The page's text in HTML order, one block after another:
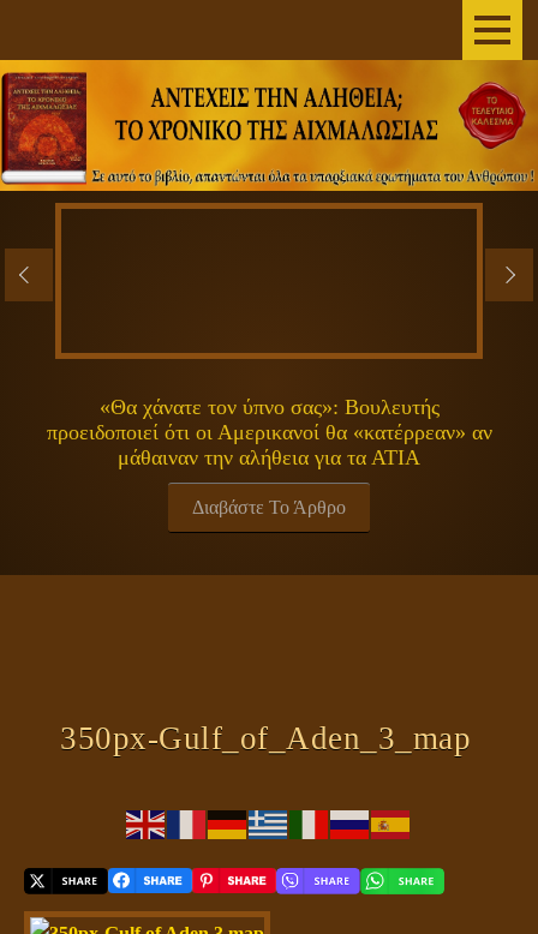
«Θα χάνατε τον ύπνο σας»: Βουλευτής
προειδοποιεί ότι οι Αμερικανοί θα «κατέρρεαν» αν
μάθαιναν την αλήθεια για τα ΑΤΙΑ
Διαβάστε Το Άρθρο
AΡΧΙΚΗ
ΣΥΓΓΡΑΦΕΑΣ
ΠΝΕΥΜΑΤΙΚΟΤΗΤΑ
ΕΚΠΟΜΠΕΣ
ΓΕΝΙΚΑ
ΚΛΕΙΔΙΑ
350px-Gulf_of_Aden_3_map